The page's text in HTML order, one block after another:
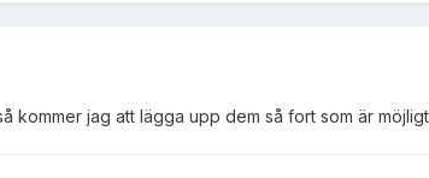
kommer jag att lägga upp dem så fort som är